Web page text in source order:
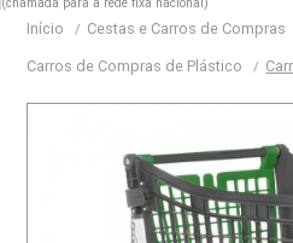
Início Cestas e Carros de Compras
Carros de Compras de Plástico